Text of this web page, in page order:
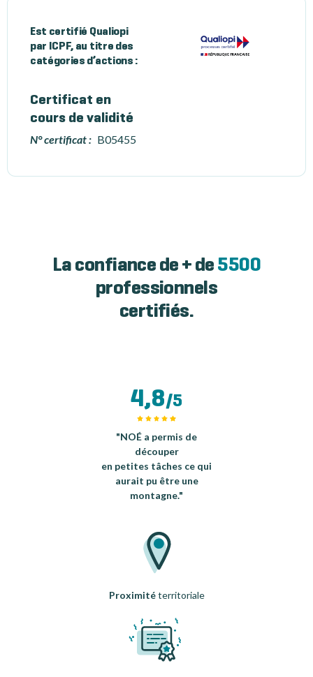
Est certifié Qualiopi
par ICPF, au titre des
catégories d’actions :
Certificat en
cours de validité
N° certificat : B05455
La confiance de + de 5500
professionnels
certifiés.
4,8/5
"NOÉ a permis de
découper
en petites tâches ce qui
aurait pu être une
montagne."
Proximitéterritoriale